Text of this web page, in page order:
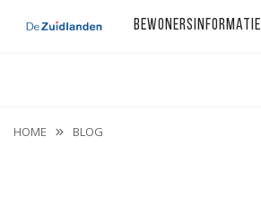
Bewonersinformatie
HOME BLOG